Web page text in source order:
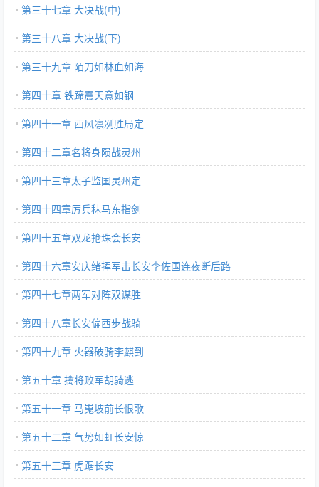
第三十七章 大决战(中)
第三十八章 大决战(下)
第三十九章 陌刀如林血如海
第四十章 铁蹄震天意如钢
第四十一章 西风凛冽胜局定
第四十二章名将身陨战灵州
第四十三章太子监国灵州定
第四十四章厉兵秣马东指剑
第四十五章双龙抢珠会长安
第四十六章安庆绪挥军击长安李佐国连夜断后路
第四十七章两军对阵双谋胜
第四十八章长安偏西步战骑
第四十九章 火器破骑李麒到
第五十章 擒将败军胡骑逃
第五十一章 马嵬坡前长恨歌
第五十二章 气势如虹长安惊
第五十三章 虎踞长安